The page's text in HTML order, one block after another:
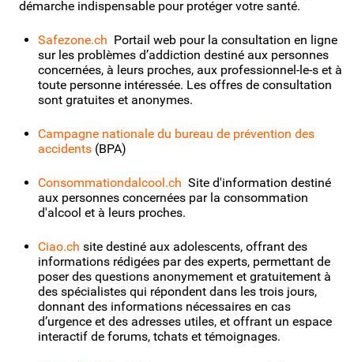
démarche indispensable pour protéger votre santé.
Safezone.ch Portail web pour la consultation en ligne
sur les problèmes d’addiction destiné aux personnes
concernées, à leurs proches, aux professionnel-le-s et à
toute personne intéressée. Les offres de consultation
sont gratuites et anonymes.
Campagne nationale du bureau de prévention des
accidents (BPA)
Consommationdalcool.ch Site d'information destiné
aux personnes concernées par la consommation
d'alcool et à leurs proches.
Ciao.ch site destiné aux adolescents, offrant des
informations rédigées par des experts, permettant de
poser des questions anonymement et gratuitement à
des spécialistes qui répondent dans les trois jours,
donnant des informations nécessaires en cas
d’urgence et des adresses utiles, et offrant un espace
interactif de forums, tchats et témoignages.